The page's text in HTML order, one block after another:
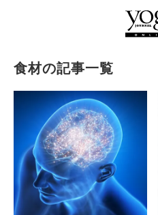
食材の記事一覧